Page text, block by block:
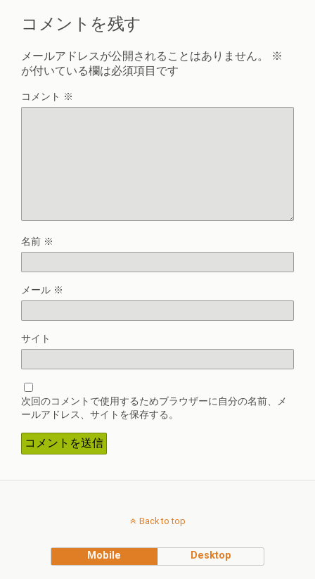
コメントを残す
メールアドレスが公開されることはありません。
※
が付いている欄は必須項目です
コメント ※
名前 ※
メール ※
サイト
次回のコメントで使用するためブラウザーに自分の名前、メ
ールアドレス、サイトを保存する。
Back to top
Mobile Desktop